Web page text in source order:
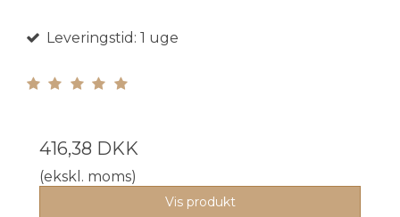
Leveringstid: 1 uge
416,38 DKK
(ekskl. moms)
Vis produkt